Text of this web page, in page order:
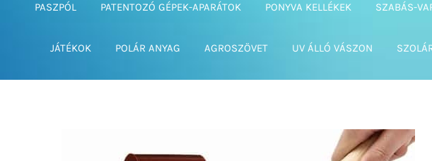
PASZPÓL PATENTOZÓ GÉPEK-APARÁTOK PONYVA KELLÉKEK SZABÁS-
JÁTÉKOK POLÁR ANYAG AGROSZÖVET UV ÁLLÓ VÁSZON